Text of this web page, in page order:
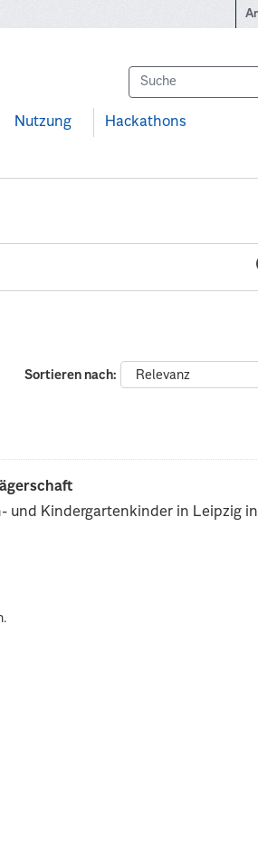
Nutzung Hackathons
Sortieren nach
und Kindergartenkinder in Leipzig